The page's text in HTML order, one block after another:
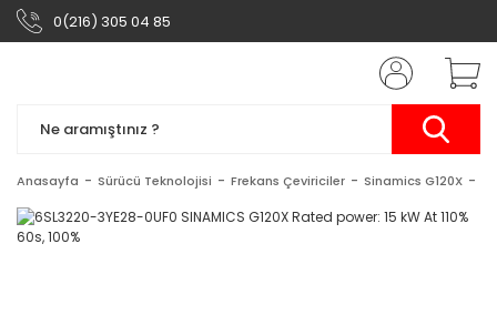
0(216) 305 04 85
Anasayfa Sürücü Teknolojisi Frekans Çeviriciler Sinamics G120X